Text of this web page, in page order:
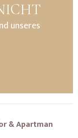
unseres
& Apartman